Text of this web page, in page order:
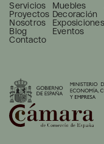
Servicios
Proyectos
Nosotros
Blog
Contacto
Muebles
Decoración
Exposiciones
Eventos